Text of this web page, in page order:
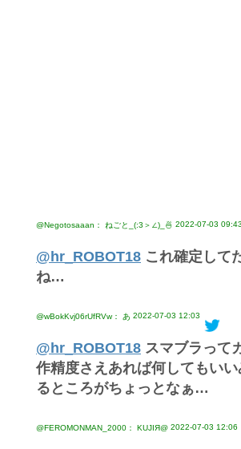
@Negotosaaan： ねごと_(:3＞∠)_🍜 2022-07-03 09:43
@hr_ROBOT18 これ確定して
ね…
@wBokKvj06rUfRVw： あ 2022-07-03 12:03
@hr_ROBOT18 スマブラって
作精度さえあれば何してもい
るところがちょっとなぁ…
@FEROMONMAN_2000： KUJIЯ@ 2022-07-03 12:06